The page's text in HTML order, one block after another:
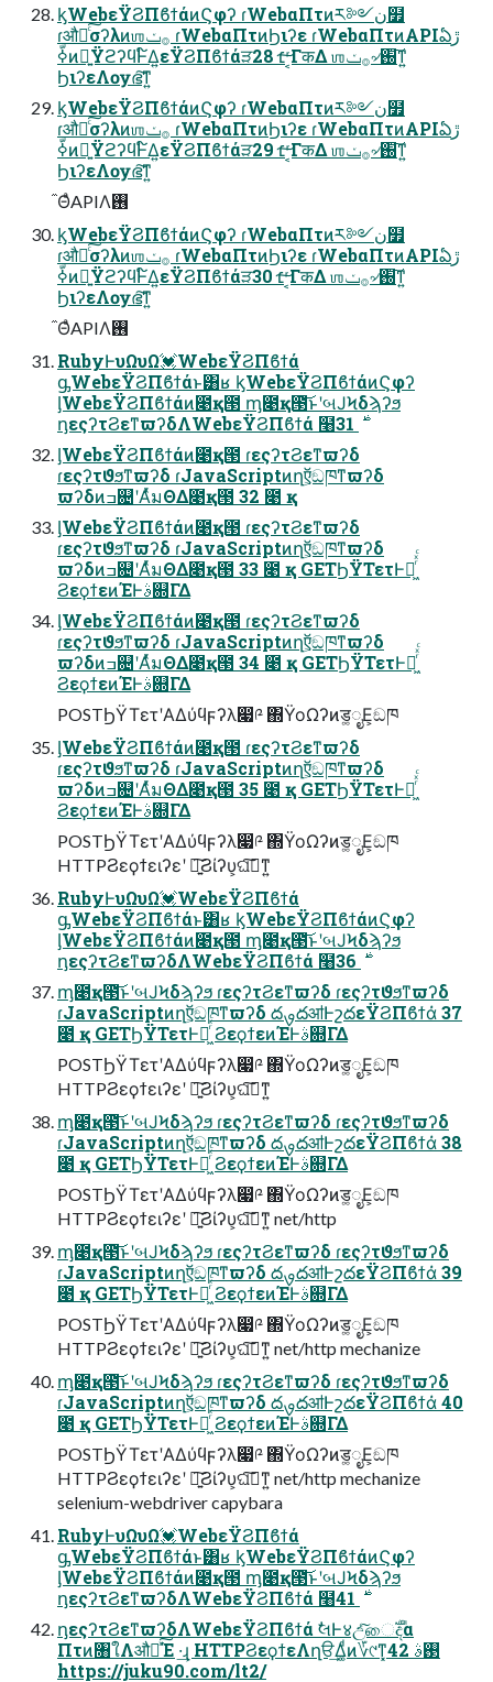
ᶄWebεΫϨΠϐϯάͷϚφʔ ɾWebαΠτͷར༻ن໿
ɾऔಘͨ͠σʔλͷஶ࡞ݖ ɾWebαΠτͷϦιʔε ɾWebαΠτͷAPIఏڙ
ߦّͷྑ͍ΫϩʔϥͰ໌Δ͍εΫϨΠϐϯάੜ׆ 28 ͔ͬ͠ΓकΔ ஶ࡞ݖ৵֐͠ͳ͍
ϦιʔεΛѹഭ͠ͳ͍
ᶄWebεΫϨΠϐϯάͷϚφʔ ɾWebαΠτͷར༻ن໿
ɾऔಘͨ͠σʔλͷஶ࡞ݖ ɾWebαΠτͷϦιʔε ɾWebαΠτͷAPIఏڙ
ߦّͷྑ͍ΫϩʔϥͰ໌Δ͍εΫϨΠϐϯάੜ׆ 29 ͔ͬ͠ΓकΔ ஶ࡞ݖ৵֐͠ͳ͍
ϦιʔεΛѹഭ͠ͳ͍
໎ΘͣAPIΛ࢖͏
ᶄWebεΫϨΠϐϯάͷϚφʔ ɾWebαΠτͷར༻ن໿
ɾऔಘͨ͠σʔλͷஶ࡞ݖ ɾWebαΠτͷϦιʔε ɾWebαΠτͷAPIఏڙ
ߦّͷྑ͍ΫϩʔϥͰ໌Δ͍εΫϨΠϐϯάੜ׆ 30 ͔ͬ͠ΓकΔ ஶ࡞ݖ৵֐͠ͳ͍
ϦιʔεΛѹഭ͠ͳ͍
໎ΘͣAPIΛ࢖͏
RubyͰυΩυΩ💓WebεΫϨΠϐϯά
ᶃWebεΫϨΠϐϯάͱ͸ʁ ᶄWebεΫϨΠϐϯάͷϚφʔ
ᶅWebεΫϨΠϐϯάͷ೉қ౓ ᶆ೉қ౓͝ͱʹબͿϞδϡʔϧ
ᶅWebεΫϨΠϐϯάͷ೉қ౓ ɾεςʔτϨεͳϖʔδ
ɾεςʔτϑϧͳϖʔδ ɾJavaScriptͷղऍ͕ඞཁͳϖʔδ
ϖʔδͷߏ଄ʹΑͬͯมΘΔ೉қ౓ 32 ೉ қ
ᶅWebεΫϨΠϐϯάͷ೉қ౓ ɾεςʔτϨεͳϖʔδ
ɾεςʔτϑϧͳϖʔδ ɾJavaScriptͷղऍ͕ඞཁͳϖʔδ
ϖʔδͷߏ଄ʹΑͬͯมΘΔ೉қ౓ 33 ೉ қ GETϦΫΤετͰฦ͖ͬͯͨ
ϨεϙϯεͷΈͰࣄ଍ΓΔ
ᶅWebεΫϨΠϐϯάͷ೉қ౓ ɾεςʔτϨεͳϖʔδ
ɾεςʔτϑϧͳϖʔδ ɾJavaScriptͷղऍ͕ඞཁͳϖʔδ
ϖʔδͷߏ଄ʹΑͬͯมΘΔ೉қ౓ 34 ೉ қ GETϦΫΤετͰฦ͖ͬͯͨ
ϨεϙϯεͷΈͰࣄ଍ΓΔ
POSTϦΫΤετʹΑΔύϥϝʔλ෇༩ ΍ΫοΩʔͷड͚ೖΕ͕ඞཁ
ᶅWebεΫϨΠϐϯάͷ೉қ౓ ɾεςʔτϨεͳϖʔδ
ɾεςʔτϑϧͳϖʔδ ɾJavaScriptͷղऍ͕ඞཁͳϖʔδ
ϖʔδͷߏ଄ʹΑͬͯมΘΔ೉қ౓ 35 ೉ қ GETϦΫΤετͰฦ͖ͬͯͨ
ϨεϙϯεͷΈͰࣄ଍ΓΔ
POSTϦΫΤετʹΑΔύϥϝʔλ෇༩ ΍ΫοΩʔͷड͚ೖΕ͕ඞཁ
HTTPϨεϙϯειʔεʹ ཉ͍͠Ϩίʔυ͕ଘࡏ͠ͳ͍
RubyͰυΩυΩ💓WebεΫϨΠϐϯά
ᶃWebεΫϨΠϐϯάͱ͸ʁ ᶄWebεΫϨΠϐϯάͷϚφʔ
ᶅWebεΫϨΠϐϯάͷ೉қ౓ ᶆ೉қ౓͝ͱʹબͿϞδϡʔϧ
ᶆ೉қ౓͝ͱʹબͿϞδϡʔϧ ɾεςʔτϨεͳϖʔδ ɾεςʔτϑϧͳϖʔδ
ɾJavaScriptͷղऍ͕ඞཁͳϖʔδ దࡐదॴͰշదεΫϨΠϐϯά̇ 37
೉ қ GETϦΫΤετͰฦ͖ͬͯͨ ϨεϙϯεͷΈͰࣄ଍ΓΔ
POSTϦΫΤετʹΑΔύϥϝʔλ෇༩ ΍ΫοΩʔͷड͚ೖΕ͕ඞཁ
HTTPϨεϙϯειʔεʹ ཉ͍͠Ϩίʔυ͕ଘࡏ͠ͳ͍
ᶆ೉қ౓͝ͱʹબͿϞδϡʔϧ ɾεςʔτϨεͳϖʔδ ɾεςʔτϑϧͳϖʔδ
ɾJavaScriptͷղऍ͕ඞཁͳϖʔδ దࡐదॴͰշదεΫϨΠϐϯά̇ 38
೉ қ GETϦΫΤετͰฦ͖ͬͯͨ ϨεϙϯεͷΈͰࣄ଍ΓΔ
POSTϦΫΤετʹΑΔύϥϝʔλ෇༩ ΍ΫοΩʔͷड͚ೖΕ͕ඞཁ
HTTPϨεϙϯειʔεʹ ཉ͍͠Ϩίʔυ͕ଘࡏ͠ͳ͍ net/http
ᶆ೉қ౓͝ͱʹબͿϞδϡʔϧ ɾεςʔτϨεͳϖʔδ ɾεςʔτϑϧͳϖʔδ
ɾJavaScriptͷղऍ͕ඞཁͳϖʔδ దࡐదॴͰշదεΫϨΠϐϯά̇ 39
೉ қ GETϦΫΤετͰฦ͖ͬͯͨ ϨεϙϯεͷΈͰࣄ଍ΓΔ
POSTϦΫΤετʹΑΔύϥϝʔλ෇༩ ΍ΫοΩʔͷड͚ೖΕ͕ඞཁ
HTTPϨεϙϯειʔεʹ ཉ͍͠Ϩίʔυ͕ଘࡏ͠ͳ͍ net/http mechanize
ᶆ೉қ౓͝ͱʹબͿϞδϡʔϧ ɾεςʔτϨεͳϖʔδ ɾεςʔτϑϧͳϖʔδ
ɾJavaScriptͷղऍ͕ඞཁͳϖʔδ దࡐదॴͰշదεΫϨΠϐϯά̇ 40
೉ қ GETϦΫΤετͰฦ͖ͬͯͨ ϨεϙϯεͷΈͰࣄ଍ΓΔ
POSTϦΫΤετʹΑΔύϥϝʔλ෇༩ ΍ΫοΩʔͷड͚ೖΕ͕ඞཁ
HTTPϨεϙϯειʔεʹ ཉ͍͠Ϩίʔυ͕ଘࡏ͠ͳ͍ net/http mechanize
selenium-webdriver capybara
RubyͰυΩυΩ💓WebεΫϨΠϐϯά
ᶃWebεΫϨΠϐϯάͱ͸ʁ ᶄWebεΫϨΠϐϯάͷϚφʔ
ᶅWebεΫϨΠϐϯάͷ೉қ౓ ᶆ೉қ౓͝ͱʹબͿϞδϡʔϧ
ᶇεςʔτϨεͳϖʔδΛWebεΫϨΠϐϯά ࣗલͰ४උͨ͠ைࣚදα
Πτͷ৘ใΛऔಘͯ͠Έ ·͢ɻ HTTPϨεϙϯεΛղੳ͢Δ͚ͩͷ؆୯ͳ͓࢓ࣄ 42
https://juku90.com/lt2/